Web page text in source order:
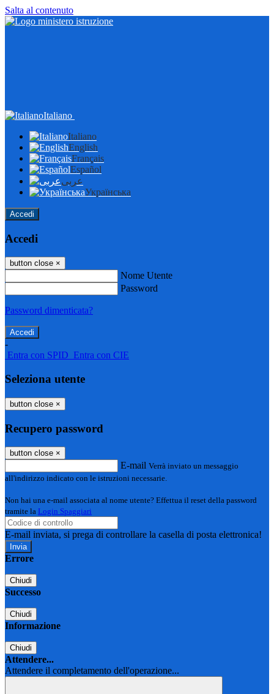
Salta al contenuto
Italiano
Italiano
English
Français
Español
عربى
Українська
Accedi
Accedi
button close ×
Nome Utente
Password
Password dimenticata?
-
Entra con SPID Entra con CIE
Seleziona utente
button close ×
Recupero password
button close ×
E-mail Verrà inviato un messaggio
all'indirizzo indicato con le istruzioni necessarie.
Non hai una e-mail associata al nome utente? Effettua il reset della password
tramite la Login Spaggiari
E-mail inviata, si prega di controllare la casella di posta elettronica!
Errore
Chiudi
Successo
Chiudi
Informazione
Chiudi
Attendere...
Attendere il completamento dell'operazione...